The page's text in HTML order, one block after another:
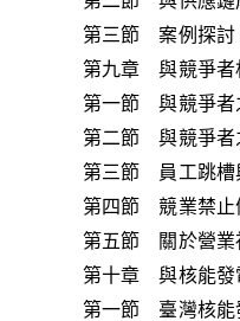
第三節 案例探討
第九章 與競爭者
第一節 與競爭者
第二節 與競爭者
第三節 員工跳槽
第四節 競業禁止
第五節 關於營業
第十章 與核能發
第一節 臺灣核能